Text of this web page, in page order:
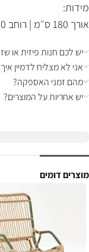
מידות:
אורך 180 ס״מ | רוחב 100 ס״מ | גובה 75 ס"מ | אורך פתוח 240 ס״מ
יש לכם חנות פיזית או
אני לא מצליח לדמיין
מהם זמני האספקה?
יש אחריות על המוצרים?
מוצרים דומים